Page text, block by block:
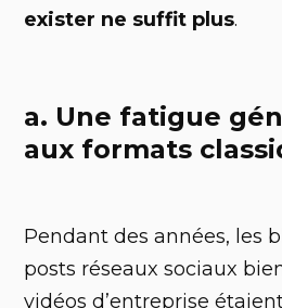
exister ne suffit plus.
a. Une fatigue
aux formats
Pendant des années, les
posts réseaux sociaux
vidéos d’entreprise